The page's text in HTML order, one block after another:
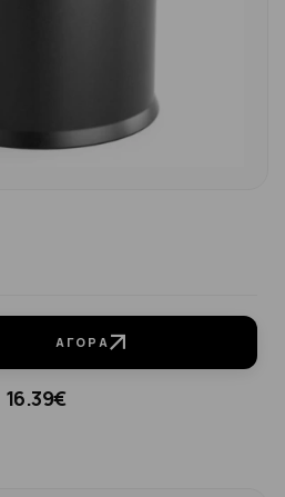
ΑΓΟΡΆ
16.39€